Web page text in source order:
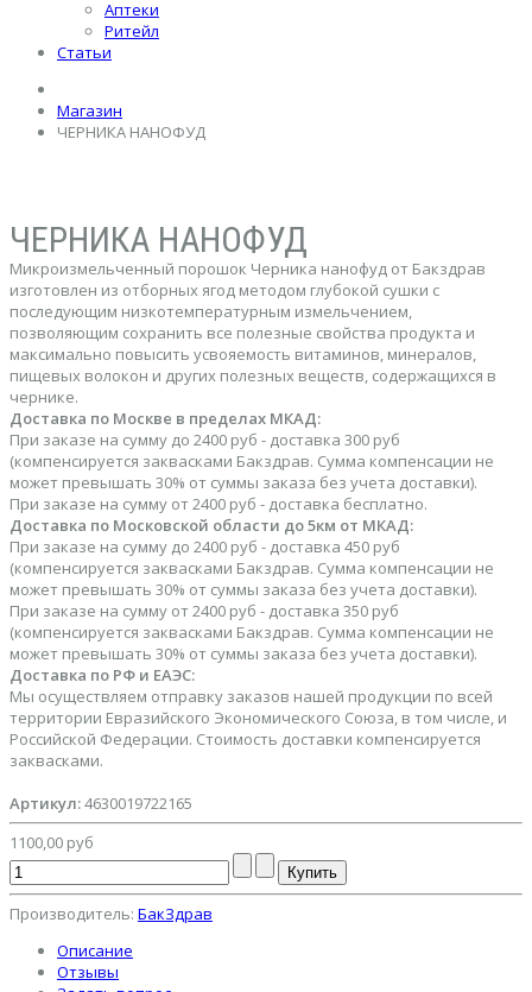
Аптеки
Ритейл
Статьи
Магазин
ЧЕРНИКА НАНОФУД
ЧЕРНИКА НАНОФУД
Микроизмельченный порошок Черника нанофуд от Бакздрав
изготовлен из отборных ягод методом глубокой сушки с
последующим низкотемпературным измельчением,
позволяющим сохранить все полезные свойства продукта и
максимально повысить усвояемость витаминов, минералов,
пищевых волокон и других полезных веществ, содержащихся в
чернике.
Доставка по Москве в пределах МКАД:
При заказе на сумму до 2400 руб - доставка 300 руб
(компенсируется заквасками Бакздрав. Сумма компенсации не
может превышать 30% от суммы заказа без учета доставки).
При заказе на сумму от 2400 руб - доставка бесплатно.
Доставка по Московской области до 5км от МКАД:
При заказе на сумму до 2400 руб - доставка 450 руб
(компенсируется заквасками Бакздрав. Сумма компенсации не
может превышать 30% от суммы заказа без учета доставки).
При заказе на сумму от 2400 руб - доставка 350 руб
(компенсируется заквасками Бакздрав. Сумма компенсации не
может превышать 30% от суммы заказа без учета доставки).
Доставка по РФ и ЕАЭС:
Мы осуществляем отправку заказов нашей продукции по всей
территории Евразийского Экономического Союза, в том числе, и
Российской Федерации. Стоимость доставки компенсируется
заквасками.
Артикул:4630019722165
1100,00 руб
Производитель: БакЗдрав
Описание
Отзывы